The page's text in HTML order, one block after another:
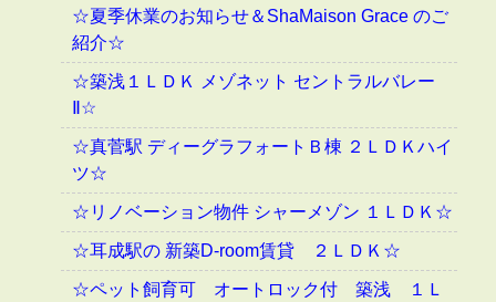
☆夏季休業のお知らせ＆ShaMaison Grace のご
紹介☆
☆築浅１ＬＤＫ メゾネット セントラルバレー
Ⅱ☆
☆真菅駅 ディーグラフォートＢ棟 ２ＬＤＫハイ
ツ☆
☆リノベーション物件 シャーメゾン １ＬＤＫ☆
☆耳成駅の 新築D-room賃貸 ２ＬＤＫ☆
☆ペット飼育可 オートロック付 築浅 １Ｌ